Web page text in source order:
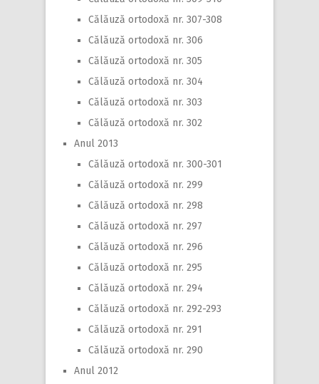
Călăuză ortodoxă nr. 307-308
Călăuză ortodoxă nr. 306
Călăuză ortodoxă nr. 305
Călăuză ortodoxă nr. 304
Călăuză ortodoxă nr. 303
Călăuză ortodoxă nr. 302
Anul 2013
Călăuză ortodoxă nr. 300-301
Călăuză ortodoxă nr. 299
Călăuză ortodoxă nr. 298
Călăuză ortodoxă nr. 297
Călăuză ortodoxă nr. 296
Călăuză ortodoxă nr. 295
Călăuză ortodoxă nr. 294
Călăuză ortodoxă nr. 292-293
Călăuză ortodoxă nr. 291
Călăuză ortodoxă nr. 290
Anul 2012